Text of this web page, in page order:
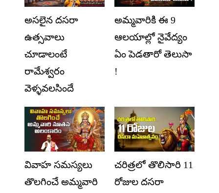
అసలైన దసరా
ఉత్సవాలు
చూడాలంటే
రామేశ్వరం
వెళ్ళవలసిందే
అమ్మవారికి ఈ 9
ఆలయాల్లో నైవేద్యం
ఏం పెడతారో తెలుసా
!
వివాహ సమస్యలు
తొలగించే అమ్మవారి
చరిత్రలో తొలిసారి 11
రోజుల దసరా